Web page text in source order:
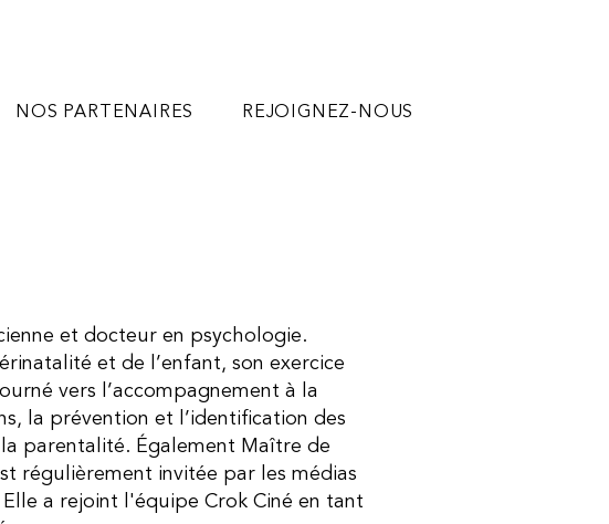
NOS PARTENAIRES REJOIGNEZ-NOUS
et docteur en psychologie.
et de l’enfant, son exercice
vers l’accompagnement à la
la prévention et l’identification des
parentalité. Également Maître de
régulièrement invitée par les médias
a rejoint l'équipe Crok Ciné en tant